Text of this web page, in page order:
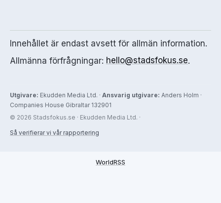
Innehållet är endast avsett för allmän information.
Allmänna förfrågningar: hello@stadsfokus.se.
Utgivare: Ekudden Media Ltd. · Ansvarig utgivare: Anders Holm ·
Companies House Gibraltar 132901
© 2026 Stadsfokus.se · Ekudden Media Ltd. ·
Så verifierar vi vår rapportering
WorldRSS